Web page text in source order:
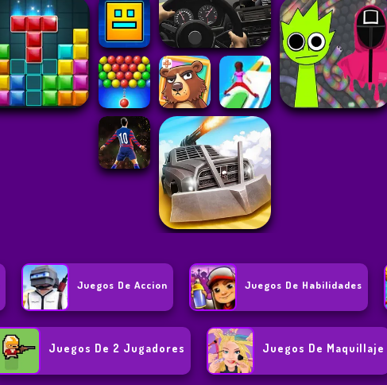
Juegos De Accion Juegos De Habilidades
Juegos De 2 Jugadores Juegos De Maquillaje